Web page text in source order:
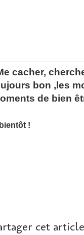
cacher,
bon ,les
de bien
!
cet article